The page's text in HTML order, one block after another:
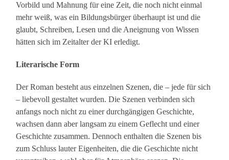
Vorbild und Mahnung für eine Zeit, die noch nicht einmal
mehr weiß, was ein Bildungsbürger überhaupt ist und die
glaubt, Schreiben, Lesen und die Aneignung von Wissen
hätten sich im Zeitalter der KI erledigt.
Literarische Form
Der Roman besteht aus einzelnen Szenen, die – jede für sich
– liebevoll gestaltet wurden. Die Szenen verbinden sich
anfangs noch nicht zu einer durchgängigen Geschichte,
wachsen dann aber langsam zu einem Geflecht und einer
Geschichte zusammen. Dennoch enthalten die Szenen bis
zum Schluss lauter Eigenheiten, die die Geschichte nicht